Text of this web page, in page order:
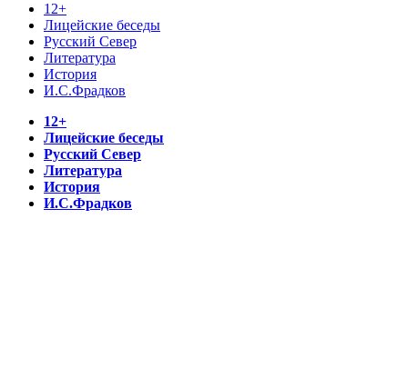
12+
Лицейские беседы
Русский Север
Литература
История
И.С.Фрадков
12+
Лицейские беседы
Русский Север
Литература
История
И.С.Фрадков